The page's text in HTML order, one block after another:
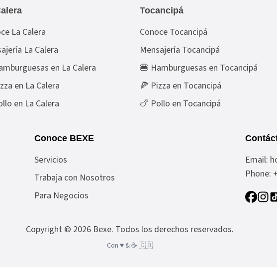
La Calera
La Calera
en La Calera
en La Calera
en La Calera
Tocancipá
Conoce Tocancipá
Mensajería Tocancipá
🍔 Hamburguesas en Tocancipá
🍕 Pizza en Tocancipá
🍗 Pollo en Tocancipá
Conoce BEXE
Servicios
Trabaja con Nosotros
Para Negocios
Email:
Phone:
Copyright © 2026 Bexe. Todos los derechos reservados.
Con ♥️ & ☕️ 🇨🇴